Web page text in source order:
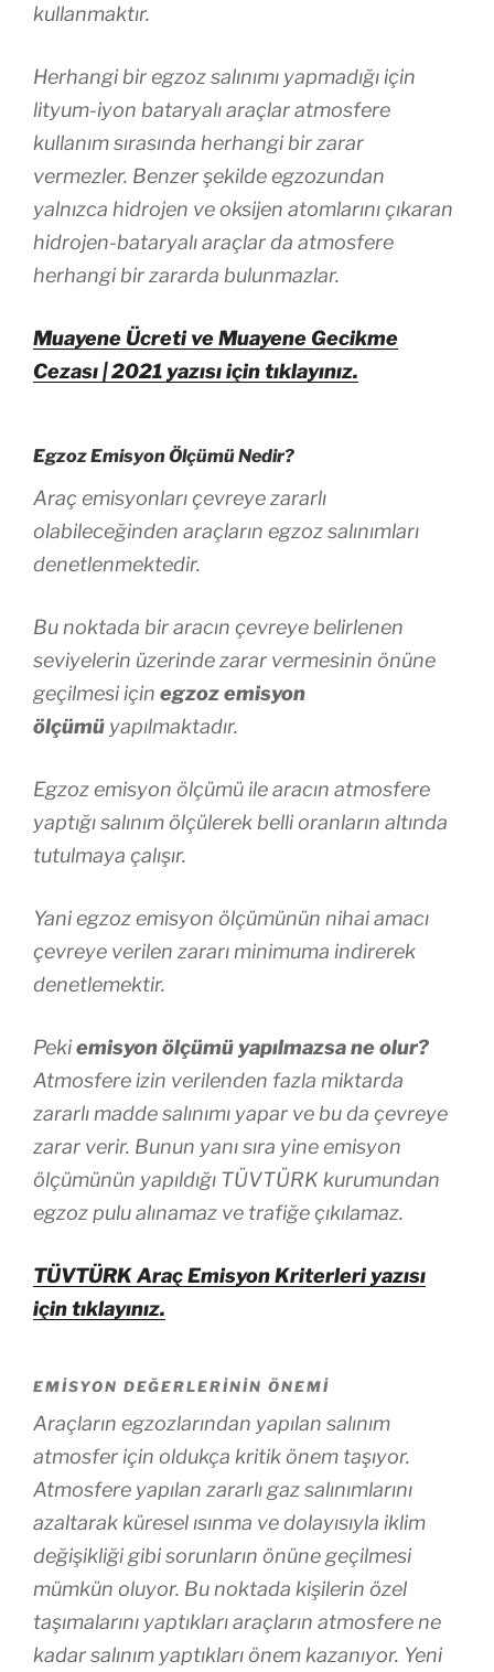
kullanmaktır.
Herhangi bir egzoz salınımı yapmadığı için
lityum-iyon bataryalı araçlar atmosfere
kullanım sırasında herhangi bir zarar
vermezler. Benzer şekilde egzozundan
yalnızca hidrojen ve oksijen atomlarını çıkaran
hidrojen-bataryalı araçlar da atmosfere
herhangi bir zararda bulunmazlar.
Muayene Ücreti ve Muayene Gecikme
Cezası | 2021 yazısı için tıklayınız.
Egzoz Emisyon Ölçümü Nedir?
Araç emisyonları çevreye zararlı
olabileceğinden araçların egzoz salınımları
denetlenmektedir.
Bu noktada bir aracın çevreye belirlenen
seviyelerin üzerinde zarar vermesinin önüne
geçilmesi için egzoz emisyon
ölçümü yapılmaktadır.
Egzoz emisyon ölçümü ile aracın atmosfere
yaptığı salınım ölçülerek belli oranların altında
tutulmaya çalışır.
Yani egzoz emisyon ölçümünün nihai amacı
çevreye verilen zararı minimuma indirerek
denetlemektir.
Pekiemisyon ölçümü yapılmazsa ne olur?
Atmosfere izin verilenden fazla miktarda
zararlı madde salınımı yapar ve bu da çevreye
zarar verir. Bunun yanı sıra yine emisyon
ölçümünün yapıldığı TÜVTÜRK kurumundan
egzoz pulu alınamaz ve trafiğe çıkılamaz.
TÜVTÜRK Araç Emisyon Kriterleri yazısı
için tıklayınız.
EMISYON DEĞERLERININ ÖNEMI
Araçların egzozlarından yapılan salınım
atmosfer için oldukça kritik önem taşıyor.
Atmosfere yapılan zararlı gaz salınımlarını
azaltarak küresel ısınma ve dolayısıyla iklim
değişikliği gibi sorunların önüne geçilmesi
mümkün oluyor. Bu noktada kişilerin özel
taşımalarını yaptıkları araçların atmosfere ne
kadar salınım yaptıkları önem kazanıyor. Yeni